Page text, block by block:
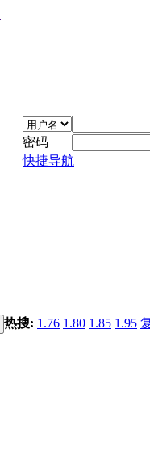
密码
快捷导航
热搜: 1.76 1.80 1.85 1.95